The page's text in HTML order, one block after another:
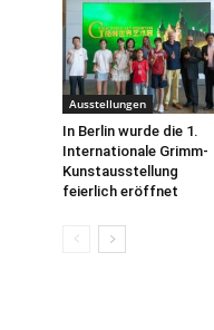
Ausstellungen
In Berlin wurde die 1.
Internationale Grimm-
Kunstausstellung
feierlich eröffnet